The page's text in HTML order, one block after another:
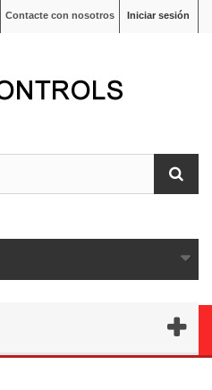
Iniciar sesión
Contacte con nosotros